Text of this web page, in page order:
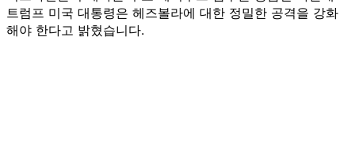
트럼프 미국 대통령은 헤즈볼라에 대한 정밀한 공격을 강화
해야 한다고 밝혔습니다.